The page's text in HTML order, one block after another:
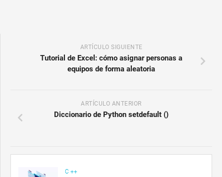
ARTÍCULO SIGUIENTE
Tutorial de Excel: cómo asignar personas a
equipos de forma aleatoria
ARTÍCULO ANTERIOR
Diccionario de Python setdefault ()
C ++